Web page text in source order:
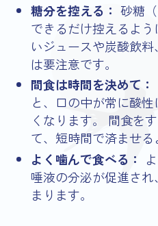
糖分を控える： 砂糖
できるだけ控えるよ
いジュースや炭酸飲
は要注意です。
間食は時間を決めて：
と、口の中が常に酸
くなります。 間食を
て、短時間で済ませる
よく噛んで食べる：
唾液の分泌が促進さ
まります。